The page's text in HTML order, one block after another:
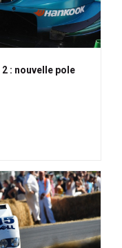
: nouvelle pole